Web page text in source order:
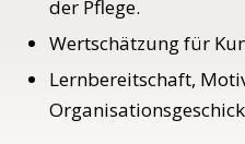
der Pflege.
Wertschätzung für
Lernbereitschaft,